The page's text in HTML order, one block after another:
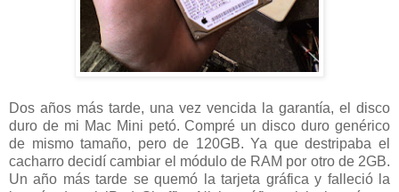
Dos años más tarde, una vez vencida la garantía, el disco
duro de mi Mac Mini petó. Compré un disco duro genérico
de mismo tamaño, pero de 120GB. Ya que destripaba el
cacharro decidí cambiar el módulo de RAM por otro de 2GB.
Un año más tarde se quemó la tarjeta gráfica y falleció la